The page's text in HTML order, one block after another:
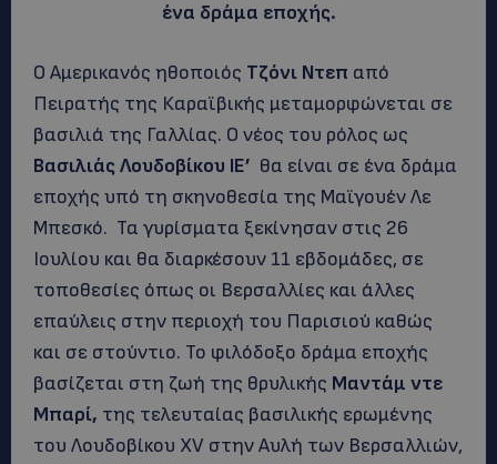
ένα δράμα εποχής.
Ο Αμερικανός ηθοποιός Τζόνι Ντεπ από
Πειρατής της Καραϊβικής μεταμορφώνεται σε
βασιλιά της Γαλλίας. Ο νέος του ρόλος ως
Βασιλιάς Λουδοβίκου ΙΕ’ θα είναι σε ένα δράμα
εποχής υπό τη σκηνοθεσία της Μαϊγουέν Λε
Μπεσκό. Τα γυρίσματα ξεκίνησαν στις 26
Ιουλίου και θα διαρκέσουν 11 εβδομάδες, σε
τοποθεσίες όπως οι Βερσαλλίες και άλλες
επαύλεις στην περιοχή του Παρισιού καθώς
και σε στούντιο. Το φιλόδοξο δράμα εποχής
βασίζεται στη ζωή της θρυλικής Μαντάμ ντε
Μπαρί, της τελευταίας βασιλικής ερωμένης
του Λουδοβίκου XV στην Αυλή των Βερσαλλιών,